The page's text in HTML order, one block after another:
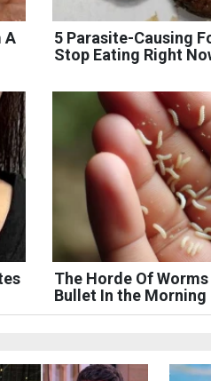
A
5 Parasite-Causing
Stop Eating Right
The Horde Of
Bullet In the Morning